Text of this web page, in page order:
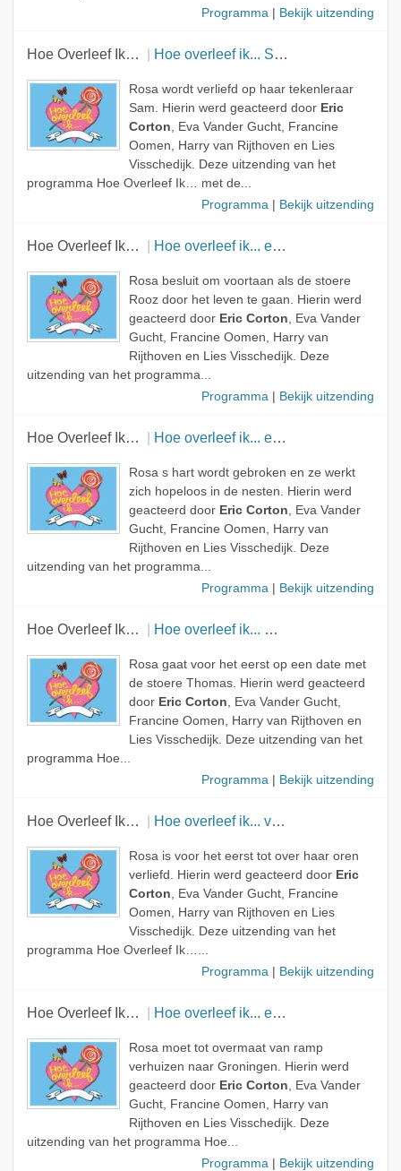
Programma
Bekijk uitzending
Hoe Overleef Ik… Hoe overleef ik... Sam?
Rosa wordt verliefd op haar tekenleraar
Sam. Hierin werd geacteerd door Eric
Corton, Eva Vander Gucht, Francine
Oomen, Harry van Rijthoven en Lies
Visschedijk. Deze uitzending van het
programma Hoe Overleef Ik… met de...
Programma
Bekijk uitzending
Hoe Overleef Ik… Hoe overleef ik... een nieuwe Rosa?
Rosa besluit om voortaan als de stoere
Rooz door het leven te gaan. Hierin werd
geacteerd door Eric Corton, Eva Vander
Gucht, Francine Oomen, Harry van
Rijthoven en Lies Visschedijk. Deze
uitzending van het programma...
Programma
Bekijk uitzending
Hoe Overleef Ik… Hoe overleef ik... een fout vriendje?
Rosa s hart wordt gebroken en ze werkt
zich hopeloos in de nesten. Hierin werd
geacteerd door Eric Corton, Eva Vander
Gucht, Francine Oomen, Harry van
Rijthoven en Lies Visschedijk. Deze
uitzending van het programma...
Programma
Bekijk uitzending
Hoe Overleef Ik… Hoe overleef ik... mijn eerste date?
Rosa gaat voor het eerst op een date met
de stoere Thomas. Hierin werd geacteerd
door Eric Corton, Eva Vander Gucht,
Francine Oomen, Harry van Rijthoven en
Lies Visschedijk. Deze uitzending van het
programma Hoe...
Programma
Bekijk uitzending
Hoe Overleef Ik… Hoe overleef ik... verliefd zijn?
Rosa is voor het eerst tot over haar oren
verliefd. Hierin werd geacteerd door Eric
Corton, Eva Vander Gucht, Francine
Oomen, Harry van Rijthoven en Lies
Visschedijk. Deze uitzending van het
programma Hoe Overleef Ik…...
Programma
Bekijk uitzending
Hoe Overleef Ik… Hoe overleef ik... een verhuizing?
Rosa moet tot overmaat van ramp
verhuizen naar Groningen. Hierin werd
geacteerd door Eric Corton, Eva Vander
Gucht, Francine Oomen, Harry van
Rijthoven en Lies Visschedijk. Deze
uitzending van het programma Hoe...
Programma
Bekijk uitzending